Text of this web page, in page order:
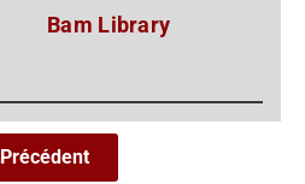
Bam Library
Précédent